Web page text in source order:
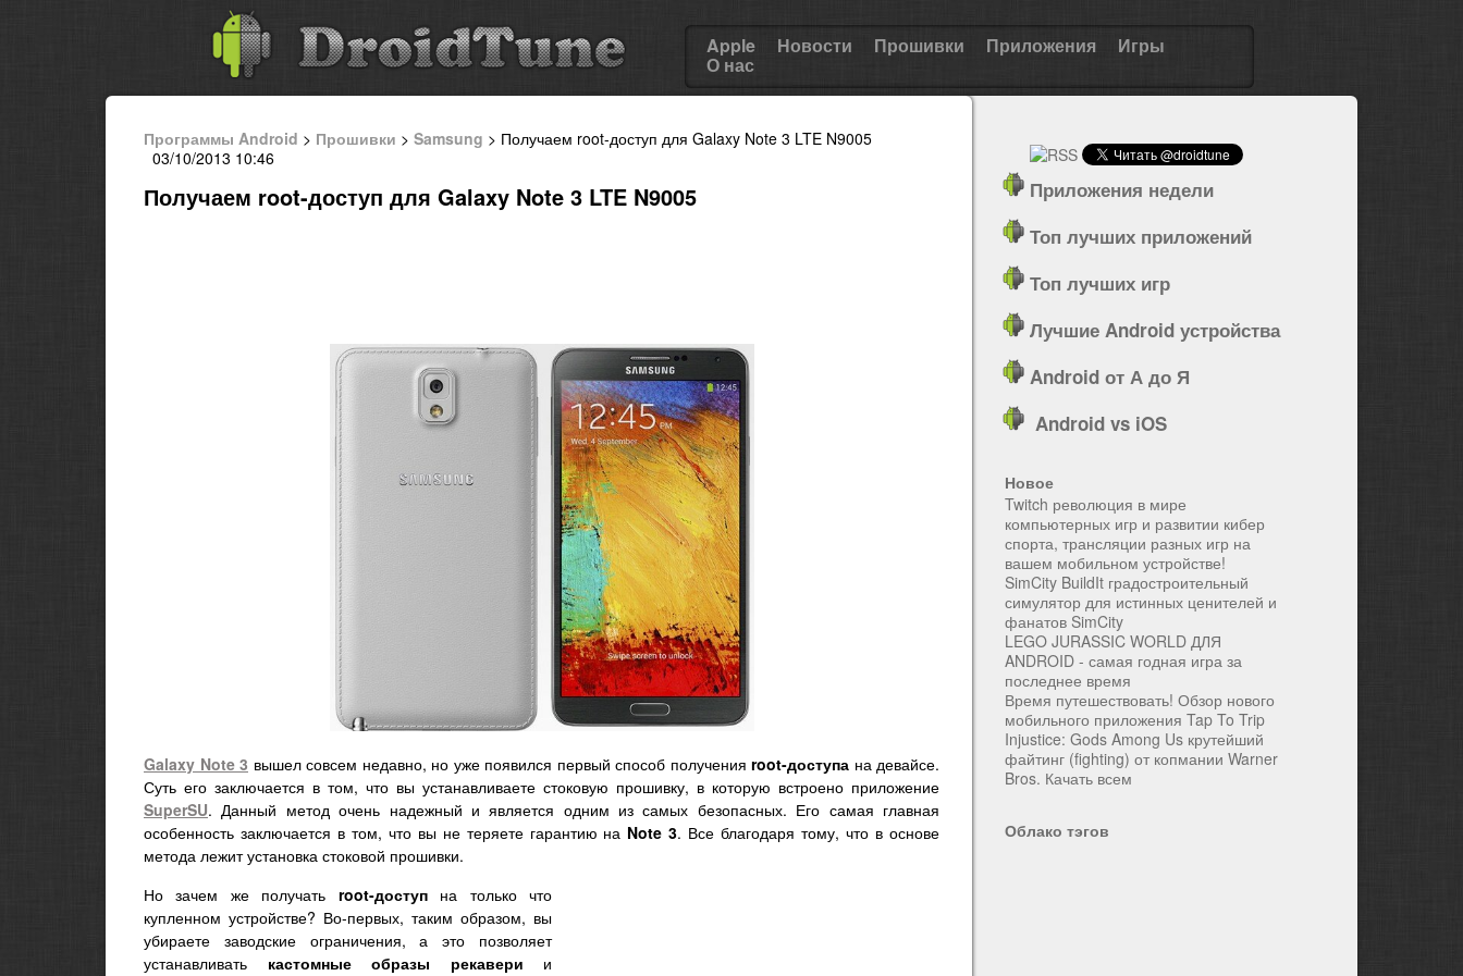
Apple Новости Прошивки Приложения Игры
О нас
Программы Android > Прошивки > Samsung > Получаем root-доступ для Galaxy Note 3 LTE N9005
03/10/2013 10:46
Получаем root-доступ для Galaxy Note 3 LTE N9005
Galaxy Note 3 вышел совсем недавно, но уже появился первый способ получения root-доступа на девайсе.
Суть его заключается в том, что вы устанавливаете стоковую прошивку, в которую встроено приложение
SuperSU. Данный метод очень надежный и является одним из самых безопасных. Его самая главная
особенность заключается в том, что вы не теряете гарантию на Note 3. Все благодаря тому, что в основе
метода лежит установка стоковой прошивки.
Но зачем же получать root-доступна только что
купленном устройстве? Во-первых, таким образом, вы
убираете заводские ограничения, а это позволяет
устанавливать кастомные образы рекавери и
Приложения недели
Топ лучших приложений
Топ лучших игр
Лучшие Android устройства
Android от А до Я
Android vs iOS
Новое
Twitch революция в мире
компьютерных игр и развитии кибер
спорта, трансляции разных игр на
вашем мобильном устройстве!
SimCity BuildIt градостроительный
симулятор для истинных ценителей и
фанатов SimCity
LEGO JURASSIC WORLD ДЛЯ
ANDROID - самая годная игра за
последнее время
Время путешествовать! Обзор нового
мобильного приложения Tap To Trip
Injustice: Gods Among Us крутейший
файтинг (fighting) от копмании Warner
Bros. Качать всем
Облако тэгов